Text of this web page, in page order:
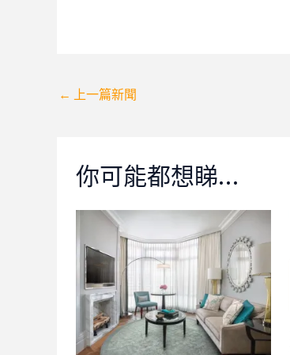
Post
← 上一篇新聞
你可能都想睇…